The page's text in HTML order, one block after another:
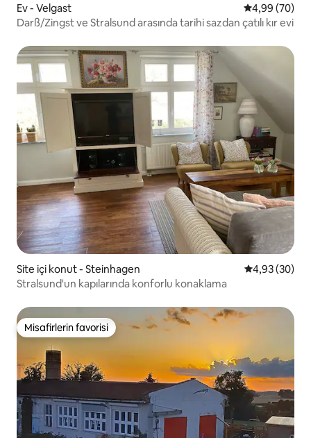
Ev - Velgast 5 üzerinden
4,99 (70)
Darß/Zingst ve Stralsund arasında tarihi sazdan çatılı kır evi
Site içi konut - Steinhagen 5 üzerinden
4,93 (30)
Stralsund'un kapılarında konforlu konaklama
Misafirlerin favorisi
Misafirlerin favorisi